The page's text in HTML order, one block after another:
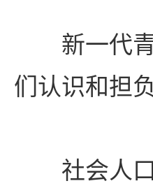
新一代青
们认识和担
社会人口